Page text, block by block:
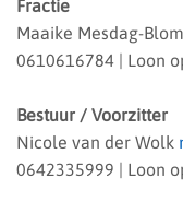
Fractie
Maaike Mesdag-Blom
0610616784 | Loon
Bestuur / Voorzitter
Nicole van der Wolk
0642335999 | Loon